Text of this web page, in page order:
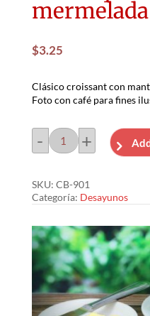
mermelada
$3.25
Clásico croissant con
Foto con café para fines
Croissant
mantequilla
y
mermelada
cantidad
- +
SKU: CB-901
Categoría: Desayunos